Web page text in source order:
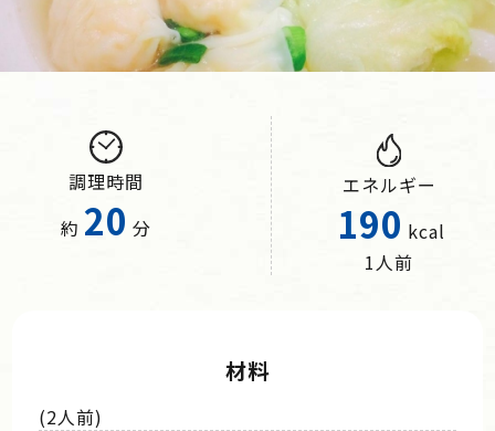
調理時間
約 20 分
エネルギー
190 kcal
1人前
材料
(2人前)